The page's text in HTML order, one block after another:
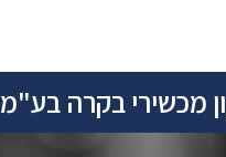
מכשירי בקרה בע"מ